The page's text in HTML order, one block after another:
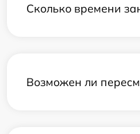
Сколько времени
Возможен ли